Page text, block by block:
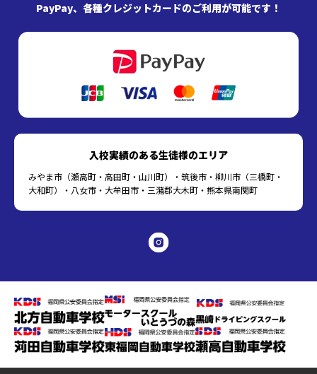
PayPay、各種クレジットカードのご利用が可能です！
入校実績のある生徒様のエリア
みやま市（瀬高町・高田町・山川町）・筑後市・柳川市（三橋町・
大和町）・八女市・大牟田市・三潴郡大木町・熊本県南関町